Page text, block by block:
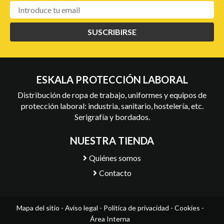
SUSCRIBIRSE
ESKALA PROTECCIÓN LABORAL
Distribución de ropa de trabajo, uniformes y equipos de
protección laboral: industria, sanitario, hostelería, etc.
Serigrafía y bordados.
NUESTRA TIENDA
Quiénes somos
Contacto
Mapa del sitio - Aviso legal - Política de privacidad - Cookies -
Área Interna